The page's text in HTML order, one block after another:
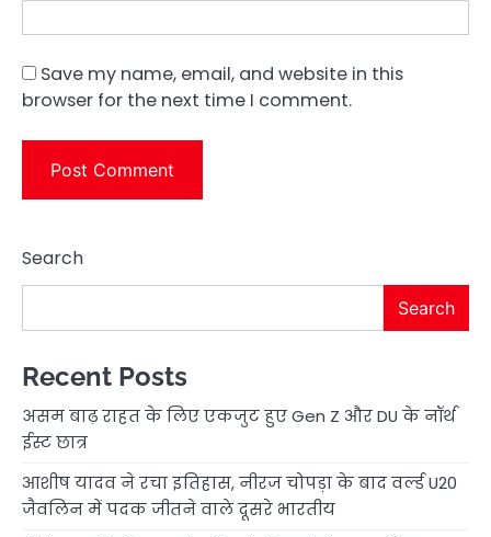
Save my name, email, and website in this
browser for the next time I comment.
Search
Search
Recent Posts
असम बाढ़ राहत के लिए एकजुट हुए Gen Z और DU के नॉर्थ
ईस्ट छात्र
आशीष यादव ने रचा इतिहास, नीरज चोपड़ा के बाद वर्ल्ड U20
जैवलिन में पदक जीतने वाले दूसरे भारतीय